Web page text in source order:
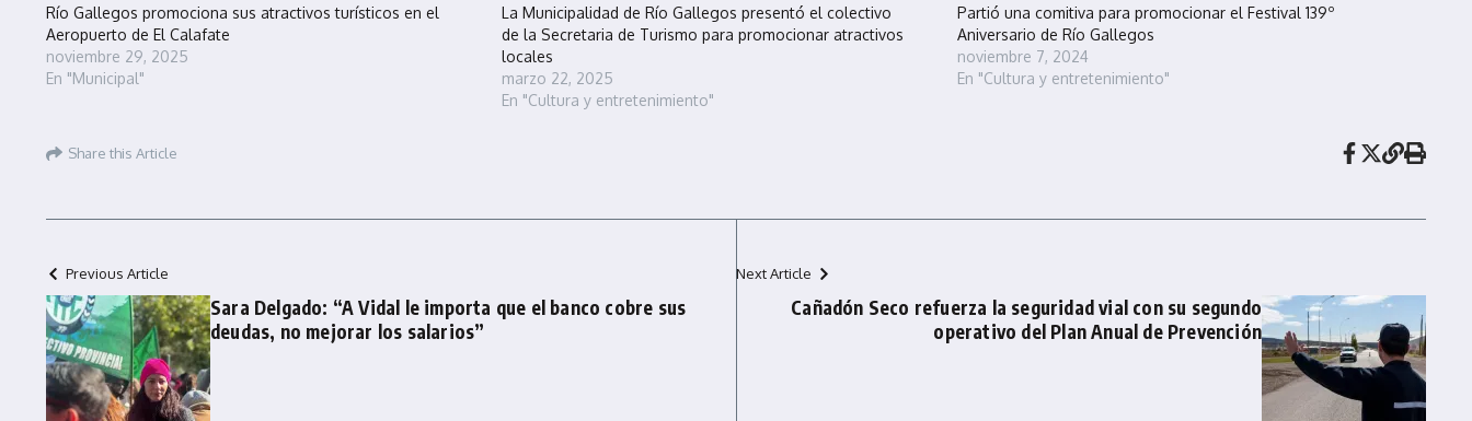
Río Gallegos promociona sus atractivos turísticos en el
Aeropuerto de El Calafate
noviembre 29, 2025
En "Municipal"
La Municipalidad de Río Gallegos presentó el colectivo
de la Secretaria de Turismo para promocionar atractivos
locales
marzo 22, 2025
En "Cultura y entretenimiento"
Partió una comitiva para promocionar el Festival 139º
Aniversario de Río Gallegos
noviembre 7, 2024
En "Cultura y entretenimiento"
Share this Article
Previous Article
Sara Delgado: “A Vidal le importa que el banco cobre sus
deudas, no mejorar los salarios”
Next Article
Cañadón Seco refuerza la seguridad vial con su segundo
operativo del Plan Anual de Prevención